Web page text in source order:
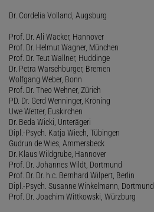
Dr. Cordelia Volland, Augsburg
Prof. Dr. Ali Wacker, Hannover
Prof. Dr. Helmut Wagner, München
Prof. Dr. Teut Wallner, Huddinge
Dr. Petra Warschburger, Bremen
Wolfgang Weber, Bonn
Prof. Dr. Theo Wehner, Zürich
PD. Dr. Gerd Wenninger, Kröning
Uwe Wetter, Euskirchen
Dr. Beda Wicki, Unterägeri
Dipl.-Psych. Katja Wiech, Tübingen
Gudrun de Wies, Ammersbeck
Dr. Klaus Wildgrube, Hannover
Prof. Dr. Johannes Wildt, Dortmund
Prof. Dr. Dr. h.c. Bernhard Wilpert, Berlin
Dipl.-Psych. Susanne Winkelmann, Dortmund
Prof. Dr. Joachim Wittkowski, Würzburg